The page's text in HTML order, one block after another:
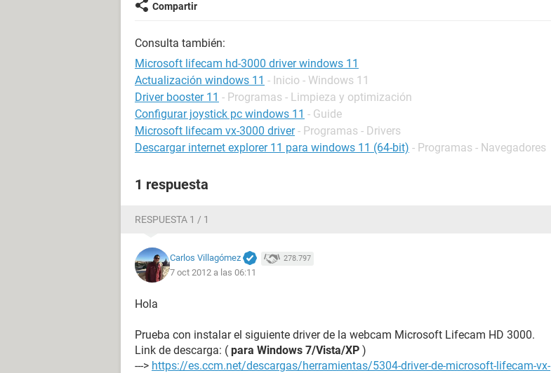
https://fotos.subefotos.com/4a9b50ae72368486f066a29d5c5bd70do.png
gracias y ojalá puedan ayudarme :) .
/b/color
Compartir
Consulta también:
Microsoft lifecam hd-3000 driver windows 11
Actualización windows 11 - Inicio - Windows 11
Driver booster 11 - Programas - Limpieza y optimización
Configurar joystick pc windows 11 - Guide
Microsoft lifecam vx-3000 driver - Programas - Drivers
Descargar internet explorer 11 para windows 11 (64-bit) - Programas - Navegadores
1 respuesta
RESPUESTA 1 / 1
Carlos Villagómez 278.797
7 oct 2012 a las 06:11
Hola
Prueba con instalar el siguiente driver de la webcam Microsoft Lifecam HD 3000.
Link de descarga: ( para Windows 7/Vista/XP )
---> https://es.ccm.net/descargas/herramientas/5304-driver-de-microsoft-lifecam-vx-